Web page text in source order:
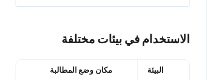
الاستخدام في بيئات مختلفة
البيئة مكان وضع المطالبة